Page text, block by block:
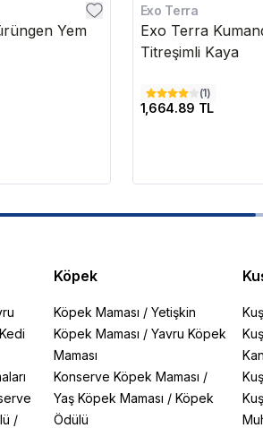
Yem
Exo Terra
Exo Terra
Titreşimli Kaya
(1)
1,664.89 TL
/
Köpek
Köpek Maması /Yetişkin
Köpek Maması /Yavru Köpek
Maması
Konserve Köpek Maması /
Yaş Köpek Maması /Köpek
Ödülü